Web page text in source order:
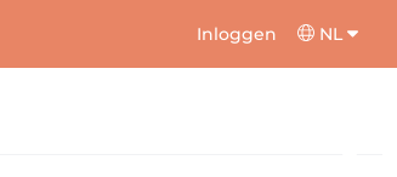
Inloggen NL